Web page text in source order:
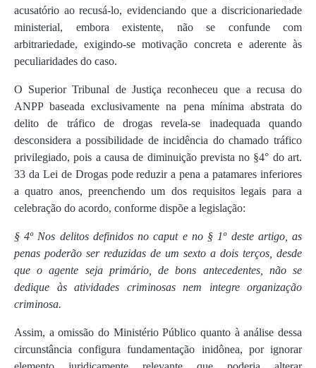
acusatório ao recusá-lo, evidenciando que a discricionariedade
ministerial, embora existente, não se confunde com
arbitrariedade, exigindo-se motivação concreta e aderente às
peculiaridades do caso.
O Superior Tribunal de Justiça reconheceu que a recusa do
ANPP baseada exclusivamente na pena mínima abstrata do
delito de tráfico de drogas revela-se inadequada quando
desconsidera a possibilidade de incidência do chamado tráfico
privilegiado, pois a causa de diminuição prevista no §4° do art.
33 da Lei de Drogas pode reduzir a pena a patamares inferiores
a quatro anos, preenchendo um dos requisitos legais para a
celebração do acordo, conforme dispõe a legislação:
§ 4º Nos delitos definidos no caput e no § 1º deste artigo, as
penas poderão ser reduzidas de um sexto a dois terços, desde
que o agente seja primário, de bons antecedentes, não se
dedique às atividades criminosas nem integre organização
criminosa.
Assim, a omissão do Ministério Público quanto à análise dessa
circunstância configura fundamentação inidônea, por ignorar